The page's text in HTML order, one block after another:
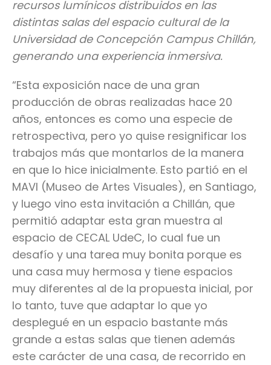
recursos lumínicos distribuidos en las
distintas salas del espacio cultural de la
Universidad de Concepción Campus Chillán,
generando una experiencia inmersiva.
“Esta exposición nace de una gran
producción de obras realizadas hace 20
años, entonces es como una especie de
retrospectiva, pero yo quise resignificar los
trabajos más que montarlos de la manera
en que lo hice inicialmente. Esto partió en el
MAVI (Museo de Artes Visuales), en Santiago,
y luego vino esta invitación a Chillán, que
permitió adaptar esta gran muestra al
espacio de CECAL UdeC, lo cual fue un
desafío y una tarea muy bonita porque es
una casa muy hermosa y tiene espacios
muy diferentes al de la propuesta inicial, por
lo tanto, tuve que adaptar lo que yo
desplegué en un espacio bastante más
grande a estas salas que tienen además
este carácter de una casa, de recorrido en